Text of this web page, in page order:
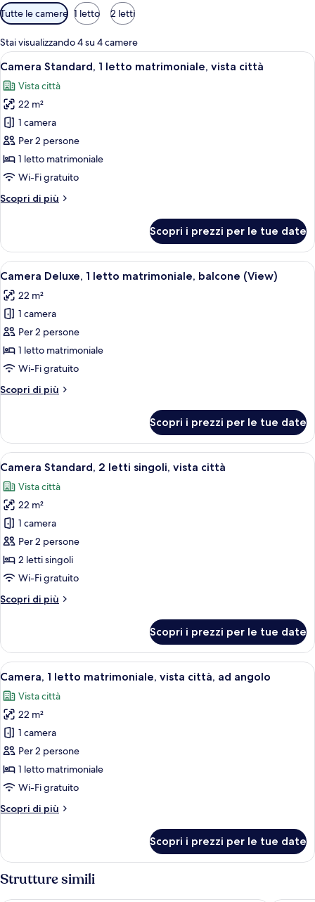
Filtri
disponibili
per
le
camere
Tutte le camere 1 letto 2 letti
Stai visualizzando 4 su 4 camere
Apri
tutte
le
foto
per
Camera
Standard,
1
matrimoniale,
Una camera d'albergo moderna
9
Camera Standard, 1 letto matrimoniale, vista città
Vista città
22 m²
1 camera
Per 2 persone
1 letto matrimoniale
Wi-Fi gratuito
Scopri di più
Altri
Standard,
letto
vista
città
Scopri i prezzi per le tue date
Apri
tutte
le
foto
per
Camera
Deluxe,
letto
(View)
Una camera d'albergo moderna con
7
Camera Deluxe, 1 letto matrimoniale, balcone (View)
22 m²
1 camera
Per 2 persone
1 letto matrimoniale
Wi-Fi gratuito
Scopri di più
Altri
Deluxe,
letto
balcone
(View)
Scopri i prezzi per le tue date
Apri
tutte
le
foto
per
Camera
Standard,
2
singoli,
Una camera d'albergo moderna con
5
Camera Standard, 2 letti singoli, vista città
Vista città
22 m²
1 camera
Per 2 persone
2 letti singoli
Wi-Fi gratuito
Scopri di più
Altri
Standard,
letti
vista
città
Scopri i prezzi per le tue date
Apri
tutte
le
foto
per
Camera,
1
letto
matrimoniale,
vista
angolo
Una moderna camera d'albergo
5
Camera, 1 letto matrimoniale, vista città, ad angolo
Vista città
22 m²
1 camera
Per 2 persone
1 letto matrimoniale
Wi-Fi gratuito
Scopri di più
Altri
1
matrimoniale,
Scopri i prezzi per le tue date
Strutture simili